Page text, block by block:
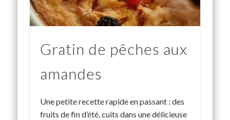
Gratin de pêches aux
amandes
Une petite recette rapide en passant : des
fruits de fin d’été, cuits dans une délicieuse